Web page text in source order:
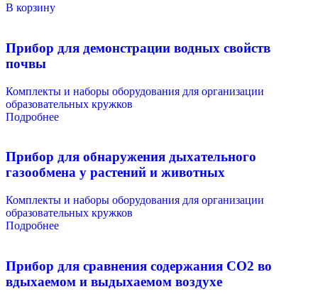
В корзину
Прибор для демонстрации водных свойств
почвы
Комплекты и наборы оборудования для организации
образовательных кружков
Подробнее
Прибор для обнаружения дыхательного
газообмена у растений и животных
Комплекты и наборы оборудования для организации
образовательных кружков
Подробнее
Прибор для сравнения содержания СО2 во
вдыхаемом и выдыхаемом воздухе